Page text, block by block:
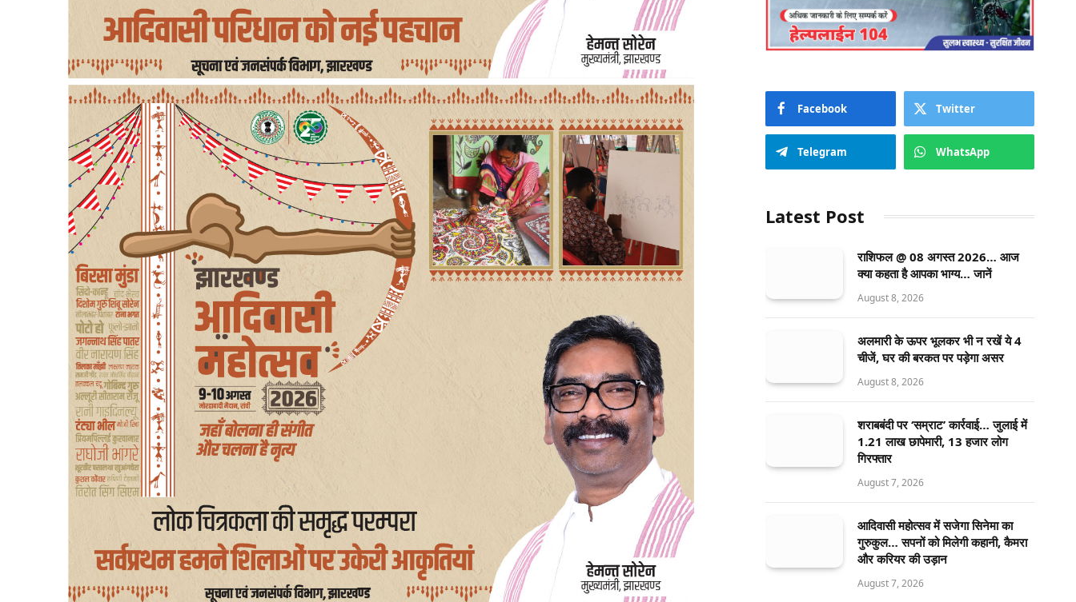
Facebook Twitter
Telegram WhatsApp
Latest Post
राशिफल @ 08 अगस्त 2026… आज
क्या कहता है आपका भाग्य… जानें
August 8, 2026
अलमारी के ऊपर भूलकर भी न रखें ये 4
चीजें, घर की बरकत पर पड़ेगा असर
August 8, 2026
शराबबंदी पर ‘सम्राट’ कार्रवाई… जुलाई में
1.21 लाख छापेमारी, 13 हजार लोग
गिरफ्तार
August 7, 2026
आदिवासी महोत्सव में सजेगा सिनेमा का
गुरुकुल… सपनों को मिलेगी कहानी, कैमरा
और करियर की उड़ान
August 7, 2026